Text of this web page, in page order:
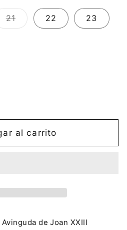
21Variante
agotada
22 23
al carrito
Avinguda de Joan XXIII